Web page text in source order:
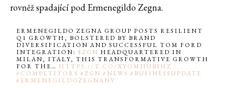
rovněž spadající pod Ermenegildo Zegna.
ERMENEGILDO ZEGNA GROUP POSTS RESILIENT
Q1 GROWTH, BOLSTERED BY BRAND
DIVERSIFICATION AND SUCCESSFUL TOM FORD
INTEGRATION: $ZGN HEADQUARTERED IN
MILAN, ITALY, THIS TRANSFORMATIVE GROWTH
FOR THE… HTTPS://T.CO/XYOMHUBIHZ
#COMPETITORS #ZGN #NEWS #BUSINESSUPDATE
#ERMENEGILDOZEGNANV